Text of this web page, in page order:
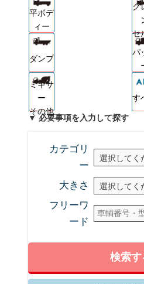
平ボデ
ィー
ク
セ
ダンプ
パ
ミキサ
ー
その他
す
▼ 必要事項を入力して探す
カテゴリ
ー
大きさ
フリーワ
ード
検索す